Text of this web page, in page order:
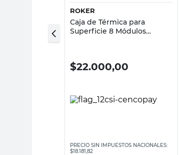
ROKER
Caja de Térmica para
Superficie 8 Módulos
$22.000,00
PRECIO SIN IMPUESTOS NACIONALES:
$18.181,82